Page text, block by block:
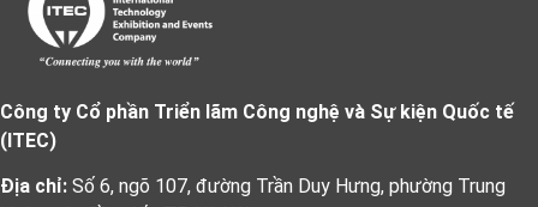
Công ty Cổ phần Triển lãm Công nghệ và Sự kiện Quốc tế
(ITEC)
Địa chỉ: Số 6, ngõ 107, đường Trần Duy Hưng, phường Trung